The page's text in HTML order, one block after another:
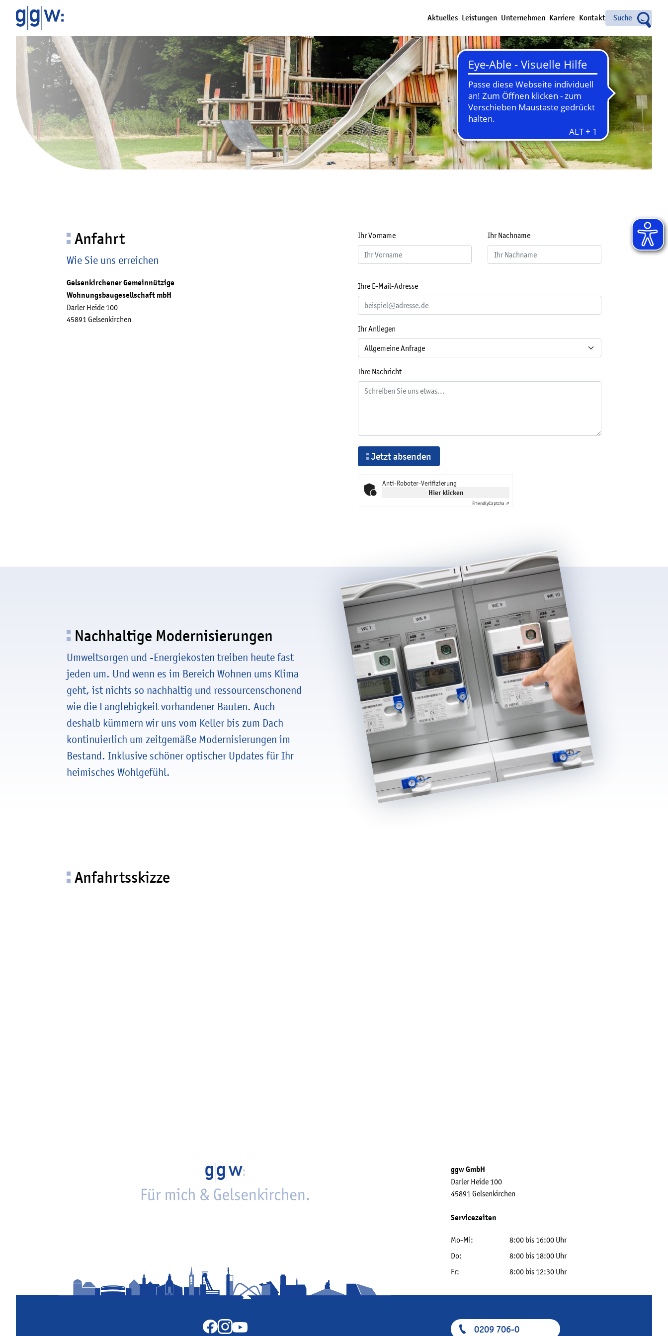
Aktuelles Leistungen Unternehmen Karriere Kontakt Suche
Anfahrt
Wie Sie uns erreichen
Gelsenkirchener Gemeinnützige
Wohnungsbaugesellschaft mbH
Darler Heide 100
45891 Gelsenkirchen
Ihr Vorname Ihr Nachname
Ihre E-Mail-Adresse
Ihr Anliegen
Ihre Nachricht
Jetzt absenden
Anti-Roboter-Verifizierung
Hier klicken
FriendlyCaptcha ⇗
Nachhaltige Modernisierungen
Umweltsorgen und -Energiekosten treiben heute fast
jeden um. Und wenn es im Bereich Wohnen ums Klima
geht, ist nichts so nachhaltig und ressourcenschonend
wie die Langlebigkeit vorhandener Bauten. Auch
deshalb kümmern wir uns vom Keller bis zum Dach
kontinuierlich um zeitgemäße Modernisierungen im
Bestand. Inklusive schöner optischer Updates für Ihr
heimisches Wohlgefühl.
Anfahrtsskizze
ggw GmbH
Darler Heide 100
45891 Gelsenkirchen
Servicezeiten
Mo-Mi:
8:00 bis 16:00 Uhr
Do:
8:00 bis 18:00 Uhr
Fr:
8:00 bis 12:30 Uhr
0209 706-0